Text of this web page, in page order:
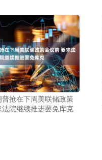
抢在下周美联储政策
院继续推进罢免库克